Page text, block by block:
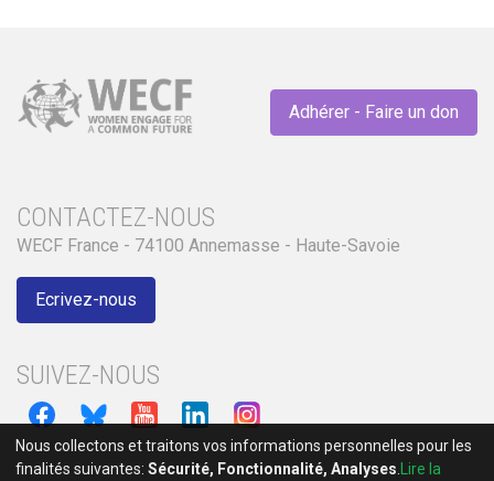
Adhérer - Faire un don
CONTACTEZ-NOUS
WECF France - 74100 Annemasse - Haute-Savoie
Ecrivez-nous
SUIVEZ-NOUS
Nous collectons et traitons vos informations personnelles pour les
finalités suivantes: Sécurité, Fonctionnalité, Analyses Lire la